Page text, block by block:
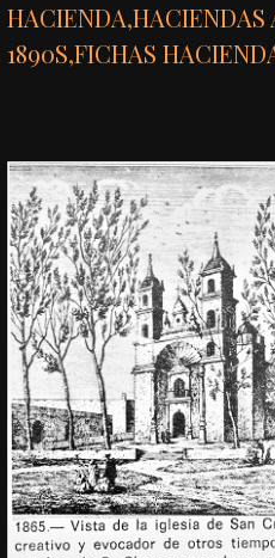
HACIENDA,HACIENDAS
1890S,FICHAS